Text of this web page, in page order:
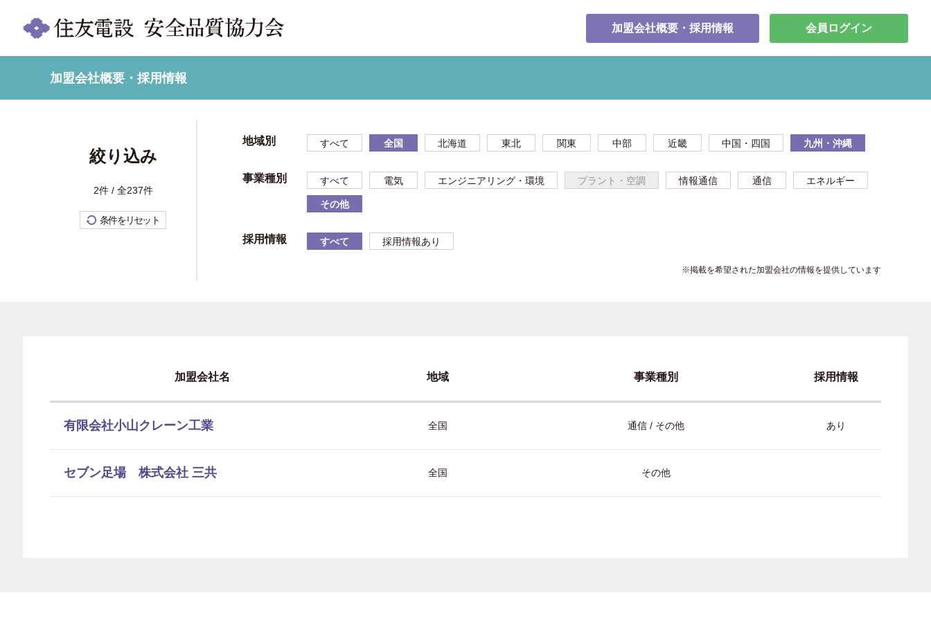
加盟会社概要・採用情報 会員ログイン
加盟会社概要・採用情報
絞り込み
2件 / 全237件
条件をリセット
地域別 すべて 全国 北海道 東北 関東 中部 近畿 中国・四国 九州・沖縄
事業種別 すべて 電気 エンジニアリング・環境 プラント・空調 情報通信 通信 エネルギー
その他
採用情報 すべて 採用情報あり
※掲載を希望された加盟会社の情報を提供しています
加盟会社名 地域 事業種別 採用情報
有限会社小山クレーン工業 全国 通信 / その他 あり
セブン足場 株式会社 三共 全国 その他